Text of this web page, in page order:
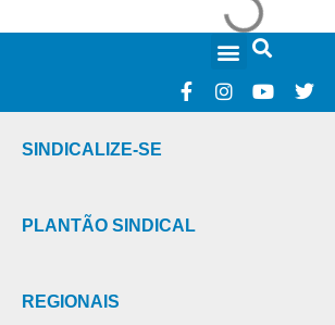
SINDICALIZE-SE
PLANTÃO SINDICAL
REGIONAIS